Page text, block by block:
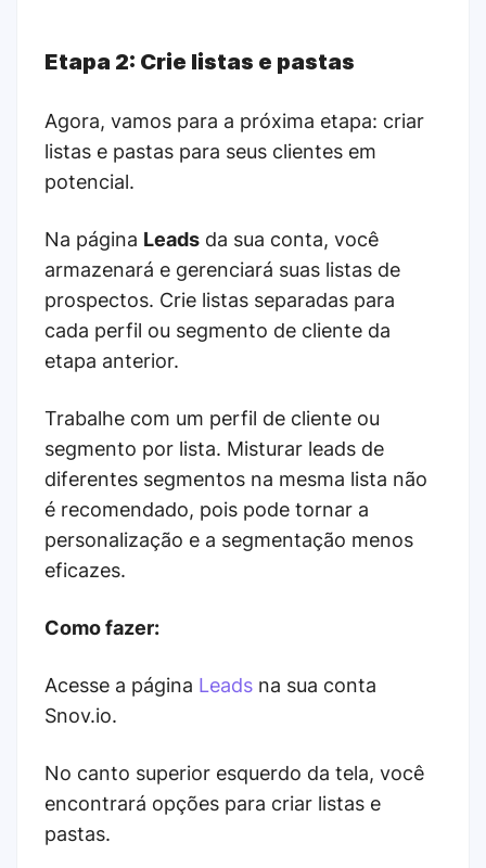
Etapa 2: Crie listas e pastas
Agora, vamos para a próxima etapa: criar
listas e pastas para seus clientes em
potencial.
Na página Leads da sua conta, você
armazenará e gerenciará suas listas de
prospectos. Crie listas separadas para
cada perfil ou segmento de cliente da
etapa anterior.
Trabalhe com um perfil de cliente ou
segmento por lista. Misturar leads de
diferentes segmentos na mesma lista não
é recomendado, pois pode tornar a
personalização e a segmentação menos
eficazes.
Como fazer:
Acesse a página Leads na sua conta
Snov.io.
No canto superior esquerdo da tela, você
encontrará opções para criar listas e
pastas.